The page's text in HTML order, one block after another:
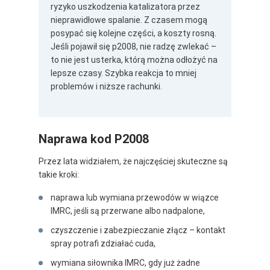
ryzyko uszkodzenia katalizatora przez
nieprawidłowe spalanie. Z czasem mogą
posypać się kolejne części, a koszty rosną.
Jeśli pojawił się p2008, nie radzę zwlekać –
to nie jest usterka, którą można odłożyć na
lepsze czasy. Szybka reakcja to mniej
problemów i niższe rachunki.
Naprawa kod P2008
Przez lata widziałem, że najczęściej skuteczne są
takie kroki:
naprawa lub wymiana przewodów w wiązce
IMRC, jeśli są przerwane albo nadpalone,
czyszczenie i zabezpieczanie złącz – kontakt
spray potrafi zdziałać cuda,
wymiana siłownika IMRC, gdy już żadne